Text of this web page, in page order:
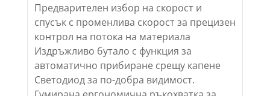
Предварителен избор на скорост и
спусък с променлива скорост за прецизен
контрол на потока на материала
Издръжливо бутало с функция за
автоматично прибиране срещу капене
Светодиод за по-добра видимост.